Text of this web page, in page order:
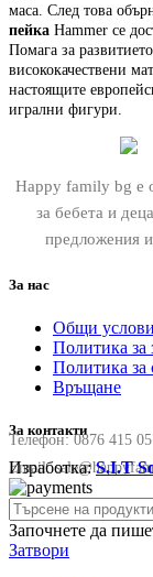
маса. След това
пейка Hammer се
Помага за
висококачествени
настоящите
игрални фигури.
Happy family bg е
за бебета и
предложения
За нас
Общи
Политика за
Политика за
Връщане
За контакти
Телефон:0876 415
Email:
Изработка:S.I.T
Започнете да
Затвори